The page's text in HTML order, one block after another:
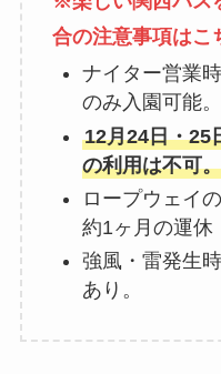
合の注意事項はこ
ナイター営業
のみ入園可能。
12月24日・25
の利用は不可。
ロープウェイ
約1ヶ月の運休
強風・雷発生
あり。